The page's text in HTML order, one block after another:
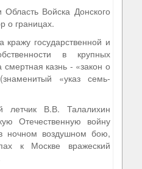
Войска Донского
о границах.
государственной и
в крупных
смертная казнь - «закон о
«указ семь-
летчик В.В. Талалихин
Отечественную войну
ночном воздушном бою,
к Москве вражеский